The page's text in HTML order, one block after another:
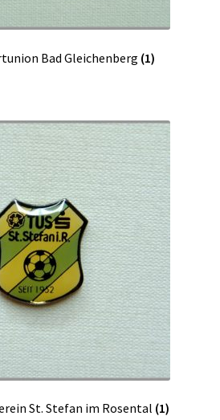
Bad Gleichenberg (1)
St. Stefan im Rosental (1)